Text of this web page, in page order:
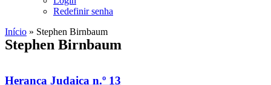
Redefinir senha
Início » Stephen Birnbaum
Stephen Birnbaum
Herança Judaica n.º 13